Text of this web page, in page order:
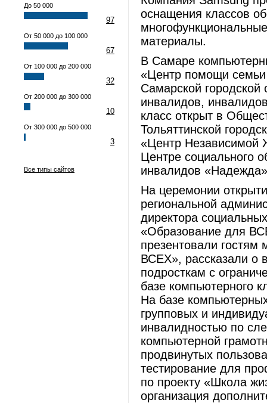
До 50 000
97
От 50 000 до 100 000
67
От 100 000 до 200 000
32
От 200 000 до 300 000
10
От 300 000 до 500 000
3
Все типы сайтов
оснащения классов
материалы.
В Самаре
«Центр помощи
Самарской городской
инвалидов,
класс открыт в
Тольяттинской
«Центр Независимой
Центре социального
инвалидов
На церемонии
региональной
директора
«Образование для
презентовали
ВСЕХ», рассказали о
подросткам с
базе компьютерного
На базе
групповых и
инвалидностью по
компьютерной
продвинутых
тестирование для
по проекту «Школа
организация